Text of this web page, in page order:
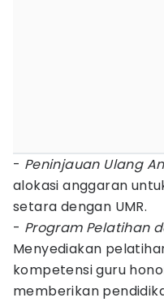
- Peninjauan Ulang
alokasi anggaran
setara dengan UMR.
- Program Pelatihan
Menyediakan
kompetensi guru
memberikan